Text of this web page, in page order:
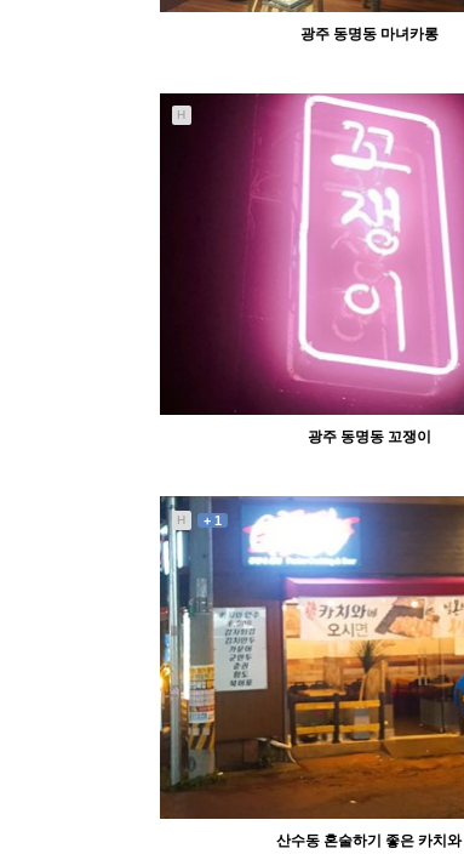
1290
11-20
abcd
광주 동명동 마녀카롱
H
1422
abcd
광주 동명동 꼬쟁이
H + 1
산수동 혼술하기 좋은 카치와